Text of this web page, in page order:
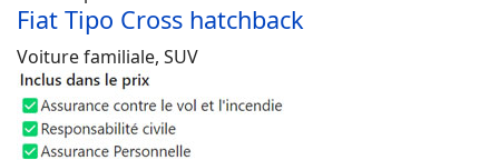
Fiat Tipo Cross hatchback
Voiture familiale, SUV